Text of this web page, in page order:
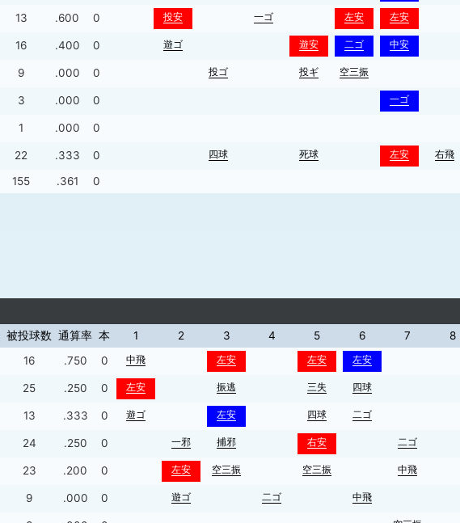
13 .600 0 投安 一ゴ 左安 左安
16 .400 0 遊ゴ 遊安 二ゴ 中安
9 .000 0 投ゴ 投ギ 空三振
3 .000 0 一ゴ
1 .000 0
22 .333 0 四球 死球 左安 右飛
155 .361 0
被投球数 通算率 本 1 2 3 4 5 6 7 8
16 .750 0 中飛 左安 左安 左安
25 .250 0 左安 振逃 三失 四球
13 .333 0 遊ゴ 左安 四球 二ゴ
24 .250 0 一邪 捕邪 右安 二ゴ
23 .200 0 左安 空三振 空三振 中飛
9 .000 0 遊ゴ 二ゴ 中飛